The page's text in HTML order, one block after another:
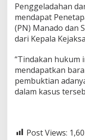
Penggeladahan
mendapat
(PN) Manado dan
dari Kepala
“Tindakan hukum
mendapatkan
pembuktian
dalam kasus
Post Views: